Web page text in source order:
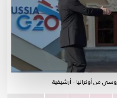
من أوكرانيا - أرشيفية